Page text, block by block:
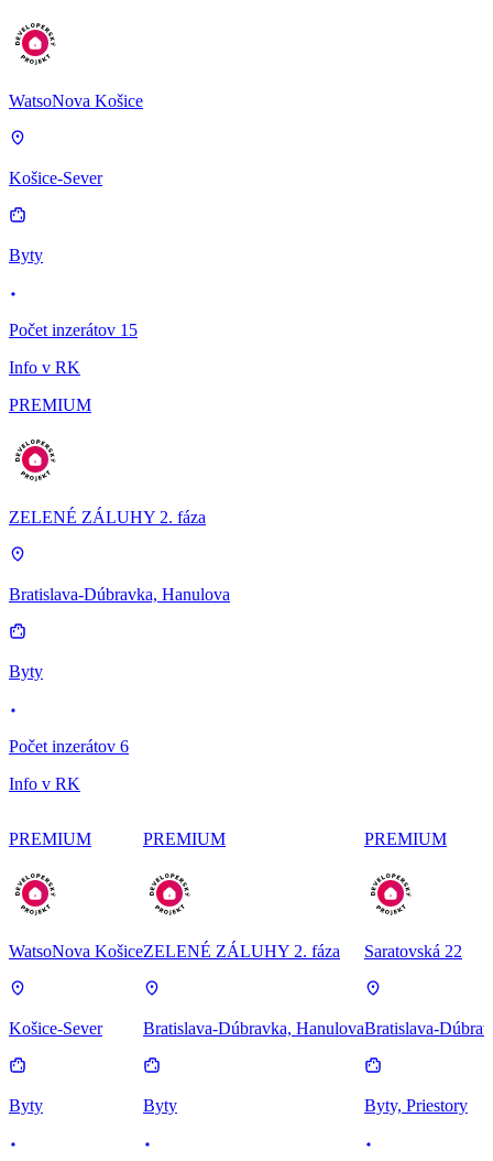
WatsoNova Košice
Košice-Sever
Byty
Počet inzerátov 15
Info v RK
PREMIUM
ZELENÉ ZÁLUHY 2. fáza
Bratislava-Dúbravka, Hanulova
Byty
Počet inzerátov 6
Info v RK
PREMIUM
WatsoNova Košice
Košice-Sever
Byty
PREMIUM
ZELENÉ ZÁLUHY 2. fáza
Bratislava-Dúbravka, Hanulova
Byty
PREMIUM
Saratovská 22
Bratislava-
Byty, Priestory